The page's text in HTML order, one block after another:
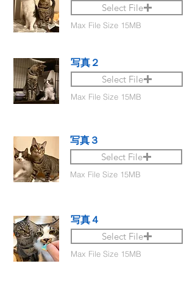
Select File
Max File Size 15MB
写真２
Select File
Max File Size 15MB
写真３
Select File
Max File Size 15MB
写真４
Select File
Max File Size 15MB